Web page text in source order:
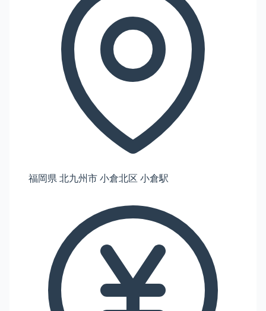
福岡県 北九州市 小倉北区 小倉駅